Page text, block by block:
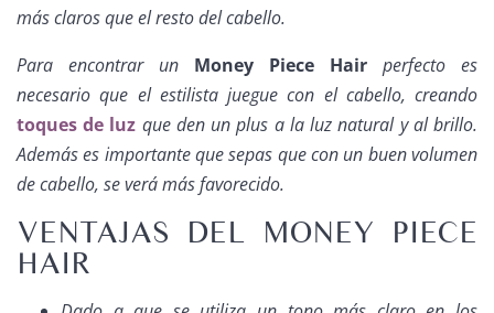
más claros que el resto del cabello.
Para encontrar un Money Piece Hair perfecto es
necesario que el estilista juegue con el cabello, creando
toques de luz que den un plus a la luz natural y al brillo.
Además es importante que sepas que con un buen volumen
de cabello, se verá más favorecido.
VENTAJAS DEL MONEY PIECE
HAIR